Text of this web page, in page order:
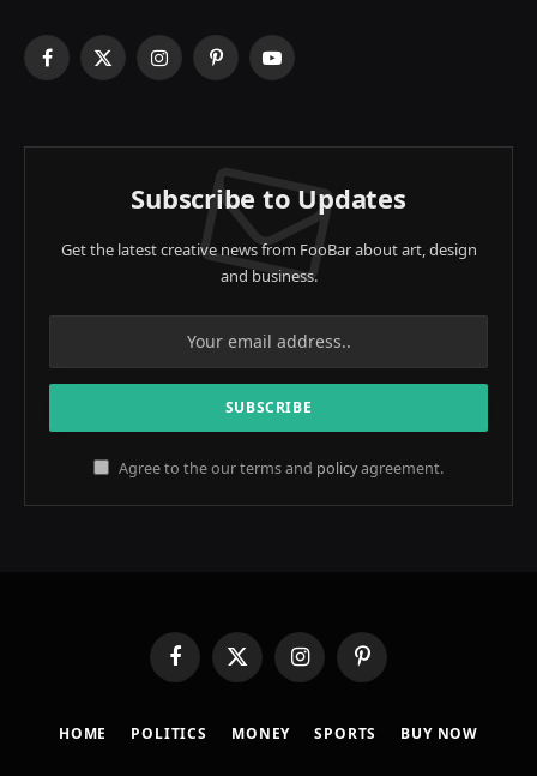
Facebook
X
InstagramPinterestYouTube
Subscribe to Updates
Get the latest creative news from FooBar about art, design
and business.
Agree to the our terms and policyagreement.
FacebookX
(Twitter)
InstagramPinterest
HOME POLITICS MONEY SPORTS BUY NOW